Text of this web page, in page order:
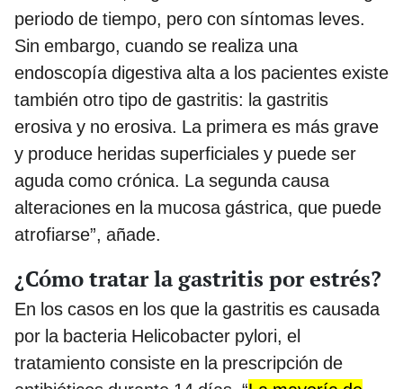
periodo de tiempo, pero con síntomas leves.
Sin embargo, cuando se realiza una
endoscopía digestiva alta a los pacientes existe
también otro tipo de gastritis: la gastritis
erosiva y no erosiva. La primera es más grave
y produce heridas superficiales y puede ser
aguda como crónica. La segunda causa
alteraciones en la mucosa gástrica, que puede
atrofiarse”, añade.
¿Cómo tratar la gastritis por estrés?
En los casos en los que la gastritis es causada
por la bacteria Helicobacter pylori, el
tratamiento consiste en la prescripción de